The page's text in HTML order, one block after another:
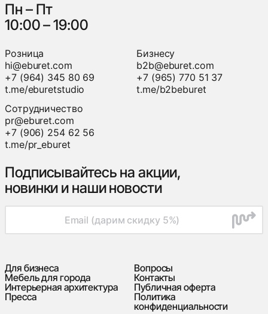
Пн – Пт
10:00 – 19:00
Розница
hi@eburet.com
+7 (964) 345 80 69
t.me/eburetstudio
Бизнесу
b2b@eburet.com
+7 (965) 770 51 37
t.me/b2beburet
Сотрудничество
pr@eburet.com
+7 (906) 254 62 56
t.me/pr_eburet
Подписывайтесь на акции,
новинки и наши новости
Для бизнеса
Мебель для города
Интерьерная архитектура
Пресса
Вопросы
Контакты
Публичная оферта
Политика
конфиденциальности